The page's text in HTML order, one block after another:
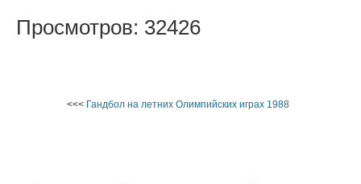
Просмотров: 32426
<<< Гандбол на летних Олимпийских играх 1988